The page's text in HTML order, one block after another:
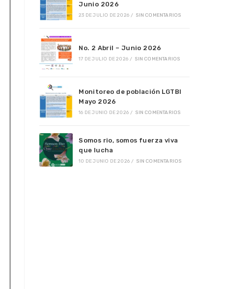
Junio 2026
23 DE JULIO DE 2026 / SIN COMENTARIOS
No. 2 Abril – Junio 2026
17 DE JULIO DE 2026 / SIN COMENTARIOS
Monitoreo de población LGTBI
Mayo 2026
16 DE JUNIO DE 2026 / SIN COMENTARIOS
Somos rio, somos fuerza viva
que lucha
10 DE JUNIO DE 2026 / SIN COMENTARIOS